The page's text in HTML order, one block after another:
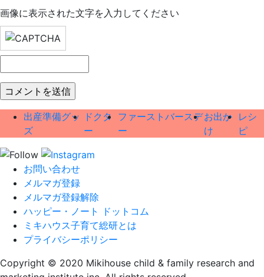
画像に表示された文字を入力してください
出産準備グッ
ズ
ドクタ
ー
ファーストバースデ
ー
お出か
け
レシ
ピ
お問い合わせ
メルマガ登録
メルマガ登録解除
ハッピー・ノート ドットコム
ミキハウス子育て総研とは
プライバシーポリシー
Copyright © 2020 Mikihouse child & family research and